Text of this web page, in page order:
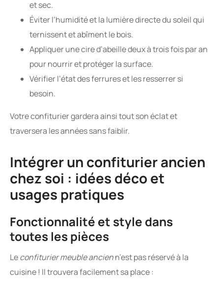
et sec.
Éviter l’humidité et la lumière directe du soleil qui
ternissent et abîment le bois.
Appliquer une cire d’abeille deux à trois fois par an
pour nourrir et protéger la surface.
Vérifier l’état des ferrures et les resserrer si
besoin.
Votre confiturier gardera ainsi tout son éclat et
traversera les années sans faiblir.
Intégrer un confiturier ancien
chez soi : idées déco et
usages pratiques
Fonctionnalité et style dans
toutes les pièces
Leconfiturier meuble ancienn’est pas réservé à la
cuisine ! Il trouvera facilement sa place :